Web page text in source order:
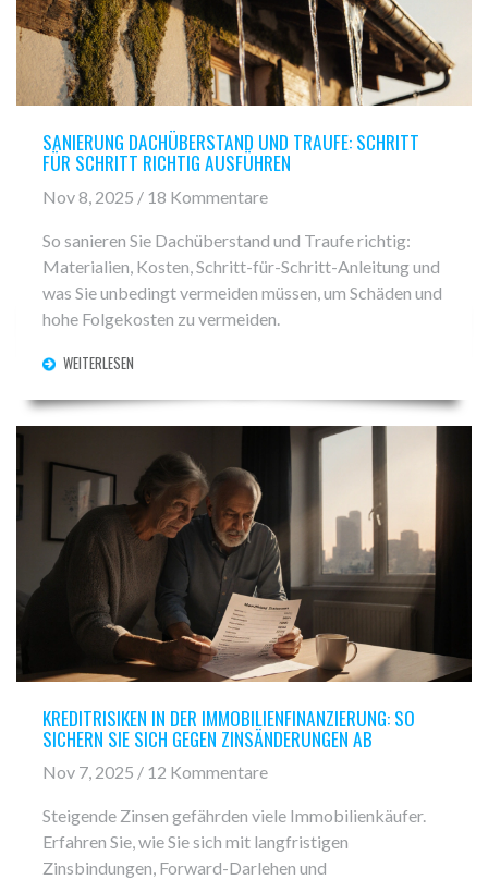
SANIERUNG DACHÜBERSTAND UND TRAUFE: SCHRITT
FÜR SCHRITT RICHTIG AUSFÜHREN
Nov 8, 2025 / 18 Kommentare
So sanieren Sie Dachüberstand und Traufe richtig:
Materialien, Kosten, Schritt-für-Schritt-Anleitung und
was Sie unbedingt vermeiden müssen, um Schäden und
hohe Folgekosten zu vermeiden.
WEITERLESEN
KREDITRISIKEN IN DER IMMOBILIENFINANZIERUNG: SO
SICHERN SIE SICH GEGEN ZINSÄNDERUNGEN AB
Nov 7, 2025 / 12 Kommentare
Steigende Zinsen gefährden viele Immobilienkäufer.
Erfahren Sie, wie Sie sich mit langfristigen
Zinsbindungen, Forward-Darlehen und